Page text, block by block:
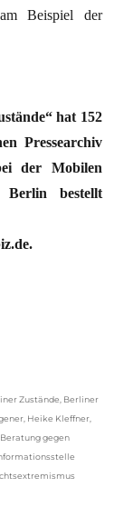
Beispiel der
hat 152
Pressearchiv
der Mobilen
Berlin bestellt
Zustände Berliner
Heike Kleffner
gegen